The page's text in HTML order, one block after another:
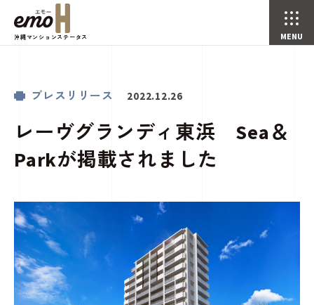
沖縄マンションステータス
トップページ
プレスリリース
レーヴグランディ東浜 Sea＆Parkが掲載されました
プレスリリース 2022.12.26
レーヴグランディ東浜 Sea＆
Parkが掲載されました